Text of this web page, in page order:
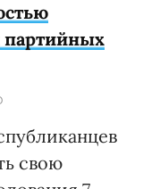
партийных
свою